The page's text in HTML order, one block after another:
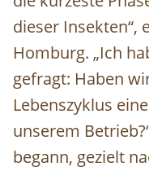
dieser Insekten“,
Homburg. „Ich
gefragt: Haben
Lebenszyklus
unserem
begann, gezielt